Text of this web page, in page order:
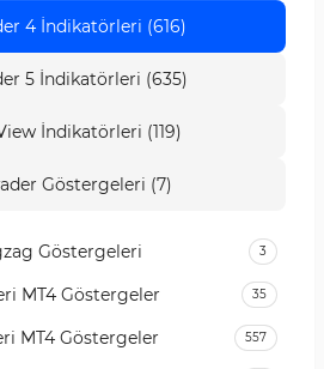
4 İndikatörleri (616)
5 İndikatörleri (635)
İndikatörleri (119)
Göstergeleri (7)
Göstergeleri 3
MT4 Göstergeler 35
MT4 Göstergeler 557